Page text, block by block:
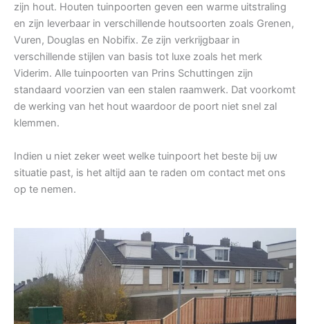
zijn hout. Houten tuinpoorten geven een warme uitstraling
en zijn leverbaar in verschillende houtsoorten zoals Grenen,
Vuren, Douglas en Nobifix. Ze zijn verkrijgbaar in
verschillende stijlen van basis tot luxe zoals het merk
Viderim. Alle tuinpoorten van Prins Schuttingen zijn
standaard voorzien van een stalen raamwerk. Dat voorkomt
de werking van het hout waardoor de poort niet snel zal
klemmen.
Indien u niet zeker weet welke tuinpoort het beste bij uw
situatie past, is het altijd aan te raden om contact met ons
op te nemen.